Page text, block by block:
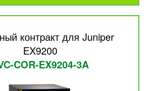
контракт для Juniper
EX9200
COR-EX9204-3A